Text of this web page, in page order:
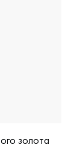
золота